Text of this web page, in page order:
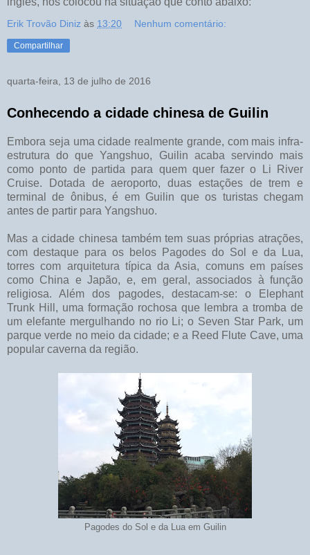
Erik Trovão Diniz às 13:20 Nenhum comentário:
Compartilhar
quarta-feira, 13 de julho de 2016
Conhecendo a cidade chinesa de Guilin
Embora seja uma cidade realmente grande, com mais infra-
estrutura do que Yangshuo, Guilin acaba servindo mais
como ponto de partida para quem quer fazer o Li River
Cruise. Dotada de aeroporto, duas estações de trem e
terminal de ônibus, é em Guilin que os turistas chegam
antes de partir para Yangshuo.
Mas a cidade chinesa também tem suas próprias atrações,
com destaque para os belos Pagodes do Sol e da Lua,
torres com arquitetura típica da Asia, comuns em países
como China e Japão, e, em geral, associados à função
religiosa. Além dos pagodes, destacam-se: o Elephant
Trunk Hill, uma formação rochosa que lembra a tromba de
um elefante mergulhando no rio Li; o Seven Star Park, um
parque verde no meio da cidade; e a Reed Flute Cave, uma
popular caverna da região.
Pagodes do Sol e da Lua em Guilin